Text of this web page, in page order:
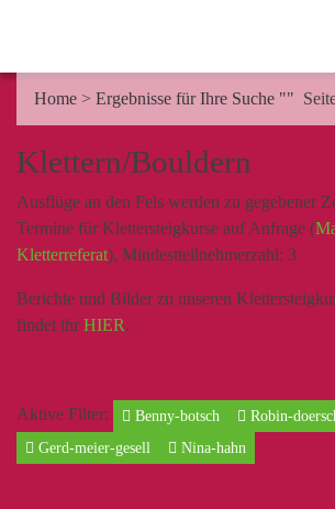
Home > Ergebnisse für Ihre Suche ""
Klettern/Bouldern
Ausflüge an den Fels werden zu gegebener
Termine für Klettersteigkurse auf Anfrage (
Kletterreferat), Mindestteilnehmerzahl: 3
Berichte und Bilder zu unseren
findet ihr HIER.
Aktive Filter: Benny-botsch
Robin-
Gerd-meier-gesell
Nina-hahn